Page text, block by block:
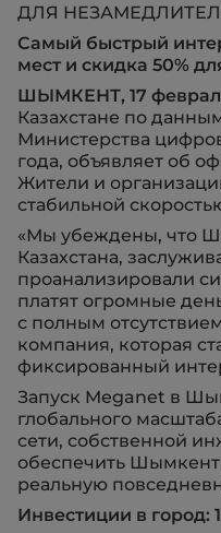
ДЛЯ
Самый быстрый
мест и скидка 50%
ШЫМКЕНТ, 17
Казахстане по
Министерства
года, объявляет об
Жители и
стабильной
«Мы убеждены, что
Казахстана,
проанализировали
платят огромные
с полным
компания, которая
фиксированный
Запуск Meganet в
глобального
сети, собственной
обеспечить
реальную
Инвестиции в город: